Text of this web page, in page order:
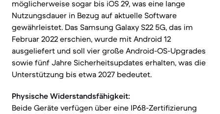
möglicherweise sogar bis iOS 29, was eine lange
Nutzungsdauer in Bezug auf aktuelle Software
gewährleistet. Das Samsung Galaxy S22 5G, das im
Februar 2022 erschien, wurde mit Android 12
ausgeliefert und soll vier große Android-OS-Upgrades
sowie fünf Jahre Sicherheitsupdates erhalten, was die
Unterstützung bis etwa 2027 bedeutet.
Physische Widerstandsfähigkeit:
Beide Geräte verfügen über eine IP68-Zertifizierung